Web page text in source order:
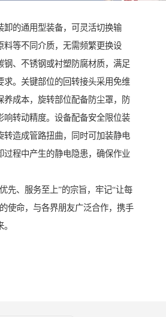
卸的通用型装备，可灵活切换输
料等不同介质，无需频繁更换设
钢、不锈钢或衬塑防腐材质，满足
求。关键部位的回转接头采用免维
养成本，旋转部位配备防尘罩，防
响转动精度。设备配备安全限位装
转造成管路扭曲，同时可加装静电
过程中产生的静电隐患，确保作业
先、服务至上”的宗旨，牢记“让每
使命，与各界朋友广泛合作，携手